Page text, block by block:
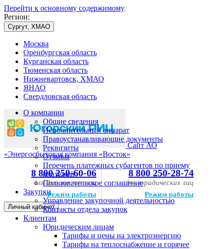
Перейти к основному содержимому
Регион:
Сургут, ХМАО
Москва
Оренбургская область
Курганская область
Тюменская область
Нижневартовск, ХМАО
ЯНАО
Свердловская область
Сайт АО
«Энергосбытовая компания «Восток»
8 800 250-60-06
для физических лиц
Режим работы
8 800 250-28-74
для юридических лиц
Режим работы
Личный кабинет
О компании
Общие сведения
Исполнительный аппарат
Правоустанавливающие документы
Реквизиты
Отзывы
Перечень платежных субагентов по приему
платежей
Пользовательское соглашение
Закупки
Управление закупочной деятельностью
Контакты отдела закупок
Клиентам
Юридическим лицам
Тарифы и цены на электроэнергию
Тарифы на теплоснабжение и горячее